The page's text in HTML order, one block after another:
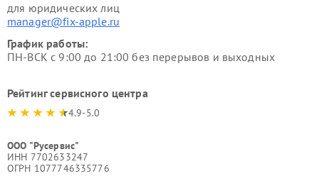
для юридических лиц
manager@fix-apple.ru
График работы:
ПН-ВСК с 9:00 до 21:00 без перерывов и выходных
Рейтинг сервисного центра
4.9-5.0
ООО "Русервис"
ИНН 7702633247
ОГРН 1077746335776